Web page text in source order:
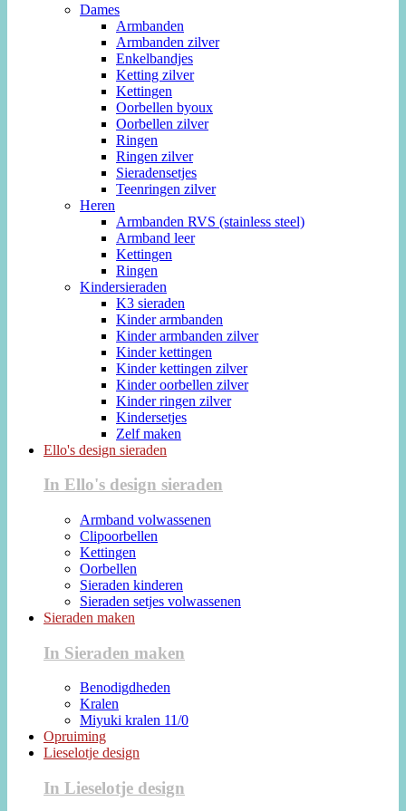
Dames
Armbanden
Armbanden zilver
Enkelbandjes
Ketting zilver
Kettingen
Oorbellen byoux
Oorbellen zilver
Ringen
Ringen zilver
Sieradensetjes
Teenringen zilver
Heren
Armbanden RVS (stainless steel)
Armband leer
Kettingen
Ringen
Kindersieraden
K3 sieraden
Kinder armbanden
Kinder armbanden zilver
Kinder kettingen
Kinder kettingen zilver
Kinder oorbellen zilver
Kinder ringen zilver
Kindersetjes
Zelf maken
Ello's design sieraden
In Ello's design sieraden
Armband volwassenen
Clipoorbellen
Kettingen
Oorbellen
Sieraden kinderen
Sieraden setjes volwassenen
Sieraden maken
In Sieraden maken
Benodigdheden
Kralen
Miyuki kralen 11/0
Opruiming
Lieselotje design
In Lieselotje design